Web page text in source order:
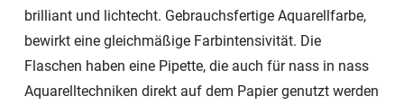
brilliant und lichtecht. Gebrauchsfertige Aquarellfarbe,
bewirkt eine gleichmäßige Farbintensivität. Die
Flaschen haben eine Pipette, die auch für nass in nass
Aquarelltechniken direkt auf dem Papier genutzt werden